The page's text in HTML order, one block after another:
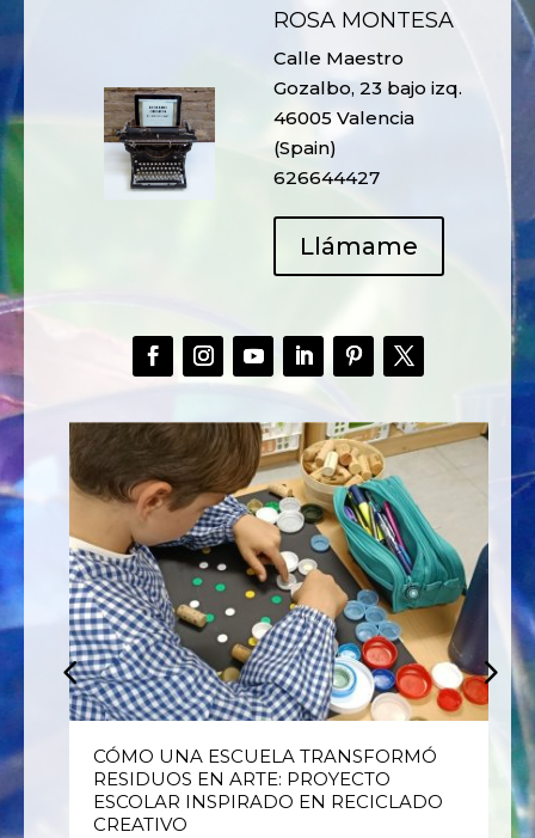
ROSA MONTESA
Calle Maestro
Gozalbo, 23 bajo izq.
46005 Valencia
(Spain)
626644427
Llámame
CÓMO UNA ESCUELA TRANSFORMÓ
RESIDUOS EN ARTE: PROYECTO
ESCOLAR INSPIRADO EN RECICLADO
CREATIVO